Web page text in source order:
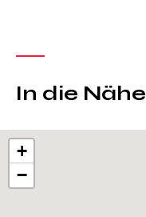
In die Nähe
+
−